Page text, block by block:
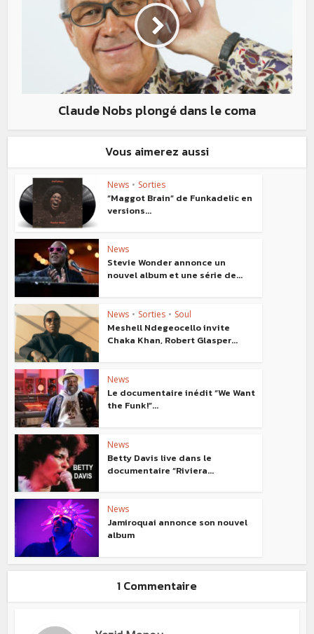
Claude Nobs plongé dans le coma
Vous aimerez aussi
News • Sorties
“Maggot Brain” de Funkadelic en
versions...
News
Stevie Wonder annonce un
nouvel album et une série de...
News • Sorties • Soul
Meshell Ndegeocello invite
Chaka Khan, Robert Glasper...
News
Le documentaire inédit “We Want
the Funk!”...
News
Betty Davis live dans le
documentaire “Riviera...
News
Jamiroquai annonce son nouvel
album
1 Commentaire